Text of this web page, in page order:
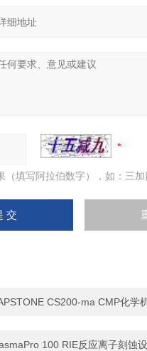
（填写阿拉伯数字），如：三加
CS200-ma CMP化学
100 RIE反应离子刻蚀